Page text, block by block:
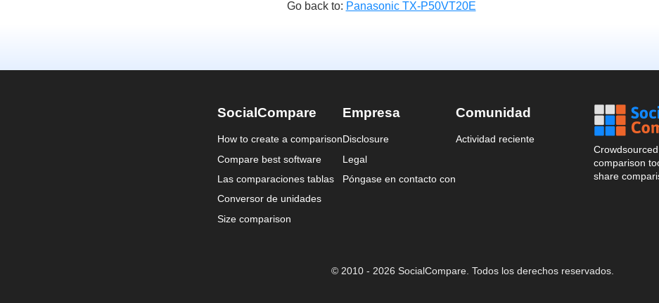
Go back to: Panasonic TX-P50VT20E
SocialCompare
How to create a comparison
Compare best software
Las comparaciones tablas
Conversor de unidades
Size comparison
Empresa
Disclosure
Legal
Póngase en contacto con
Comunidad
Actividad reciente
comparison
share
© 2010 - 2026 SocialCompare. Todos los derechos reservados.